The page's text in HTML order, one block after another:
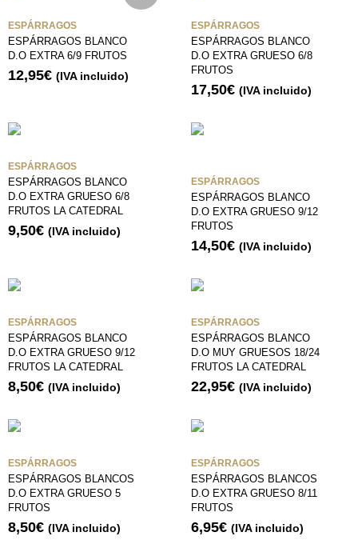
ESPÁRRAGOS
ESPÁRRAGOS BLANCO
D.O EXTRA 6/9 FRUTOS
12,95€ (IVA incluido)
ESPÁRRAGOS
ESPÁRRAGOS BLANCO
D.O EXTRA GRUESO 6/8
FRUTOS
17,50€ (IVA incluido)
ESPÁRRAGOS
ESPÁRRAGOS BLANCO
D.O EXTRA GRUESO 6/8
FRUTOS LA CATEDRAL
9,50€ (IVA incluido)
ESPÁRRAGOS
ESPÁRRAGOS BLANCO
D.O EXTRA GRUESO 9/12
FRUTOS
14,50€ (IVA incluido)
ESPÁRRAGOS
ESPÁRRAGOS BLANCO
D.O EXTRA GRUESO 9/12
FRUTOS LA CATEDRAL
8,50€ (IVA incluido)
ESPÁRRAGOS
ESPÁRRAGOS BLANCO
D.O MUY GRUESOS 18/24
FRUTOS LA CATEDRAL
22,95€ (IVA incluido)
ESPÁRRAGOS
ESPÁRRAGOS BLANCOS
D.O EXTRA GRUESO 5
FRUTOS
8,50€ (IVA incluido)
ESPÁRRAGOS
ESPÁRRAGOS BLANCOS
D.O EXTRA GRUESO 8/11
FRUTOS
6,95€ (IVA incluido)